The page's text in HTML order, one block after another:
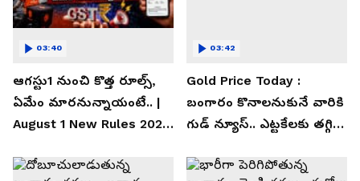
ఆగస్టు1 నుంచి కొత్త రూల్స్,
ఏమేం మారనున్నాయంటే.. |
August 1 New Rules 2026
03:40
Gold Price Today :
బంగారం కొనాలనుకునే వారికి
గుడ్ న్యూస్.. ఎట్టకేలకు తగ్గిన
03:42